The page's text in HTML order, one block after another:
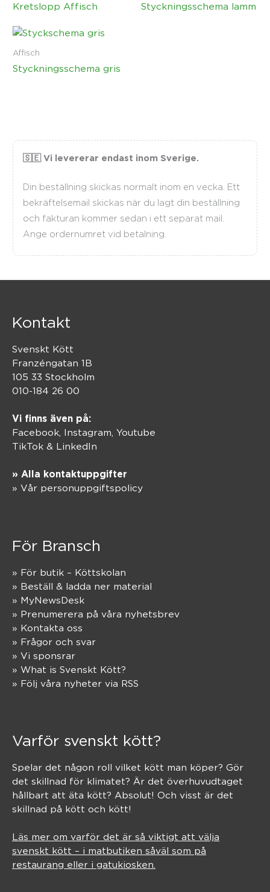
Kretslopp Affisch Styckningsschema lamm
Affisch
Styckningsschema gris
🇸🇪 Vi levererar endast inom Sverige.
Din beställning skickas normalt inom en vecka. Ett
bekräftelsemail skickas när du lagt din beställning
och fakturan kommer sedan i ett separat mail.
Ange ordernumret vid betalning.
Kontakt
Svenskt Kött
Franzéngatan 1B
105 33 Stockholm
010-184 26 00
Vi finns även på:
Facebook, Instagram Youtube
TikTok & LinkedIn
» Alla kontaktuppgifter
» Vår personuppgiftspolicy
För Bransch
» För butik – Köttskolan
» Beställ & ladda ner material
» MyNewsDesk
» Prenumerera på våra nyhetsbrev
» Kontakta oss
» Frågor och svar
» Vi sponsrar
» What is Svenskt Kött?
» Följ våra nyheter via RSS
Varför svenskt kött?
Spelar det någon roll vilket kött man köper? Gör
det skillnad för klimatet? Är det överhuvudtaget
hållbart att äta kött? Absolut! Och visst är det
skillnad på kött och kött!
Läs mer om varför det är så viktigt att välja
svenskt kött – i matbutiken såväl som på
restaurang eller i gatukiosken.